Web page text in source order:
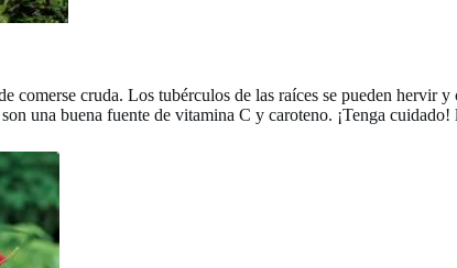
comerse cruda. Los tubérculos de las raíces se pueden hervir
una buena fuente de vitamina C y caroteno. ¡Tenga